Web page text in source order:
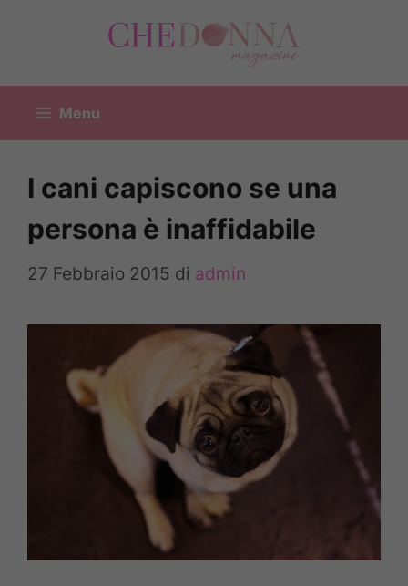
Menu
I cani capiscono se una
persona è inaffidabile
27 Febbraio 2015 di admin